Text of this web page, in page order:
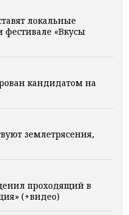
локальные
«Вкусы
кандидатом на
землетрясения,
проходящий в
(+видео)